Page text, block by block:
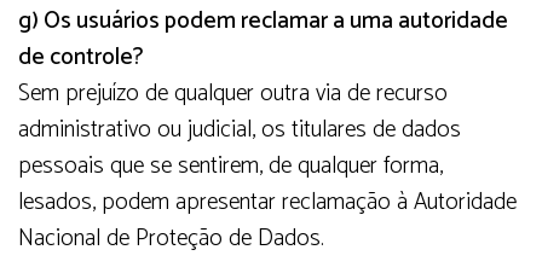
g) Os usuários podem reclamar a uma autoridade
de controle?
Sem prejuízo de qualquer outra via de recurso
administrativo ou judicial, os titulares de dados
pessoais que se sentirem, de qualquer forma,
lesados, podem apresentar reclamação à Autoridade
Nacional de Proteção de Dados.